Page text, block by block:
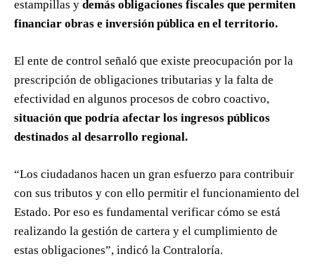
estampillas y demás obligaciones fiscales que permiten
financiar obras e inversión pública en el territorio.
El ente de control señaló que existe preocupación por la
prescripción de obligaciones tributarias y la falta de
efectividad en algunos procesos de cobro coactivo,
situación que podría afectar los ingresos públicos
destinados al desarrollo regional.
“Los ciudadanos hacen un gran esfuerzo para contribuir
con sus tributos y con ello permitir el funcionamiento del
Estado. Por eso es fundamental verificar cómo se está
realizando la gestión de cartera y el cumplimiento de
estas obligaciones”, indicó la Contraloría.